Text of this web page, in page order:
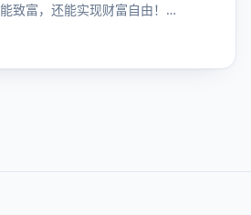
致富，还能实现财富自由！…